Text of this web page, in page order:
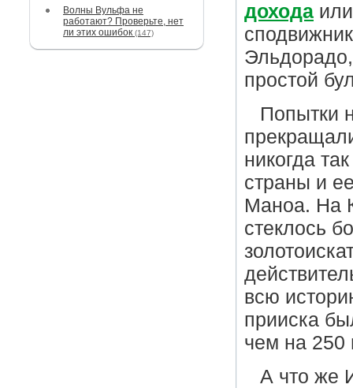
Волны Вульфа не
работают? Проверьте, нет
ли этих ошибок (147)
дохода
простой
Попытки
никогда
страны и
Маноа. На
стеклось
всю
прииска
чем на 250
А что же